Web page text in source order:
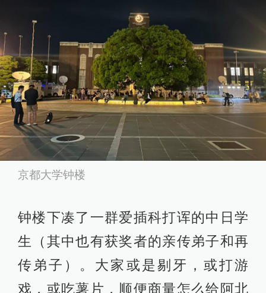
京都大学钟楼
钟楼下凑了一群爱插科打诨的中日学
生（其中也有获奖者的亲传弟子和再
传弟子）。大家或是剔牙，或打游
戏，或吃薯片，顺便商量怎么给阿北